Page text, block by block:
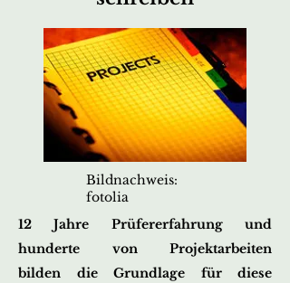
Bildnachweis:
fotolia
12 Jahre Prüfererfahrung und
hunderte von Projektarbeiten
bilden die Grundlage für diese